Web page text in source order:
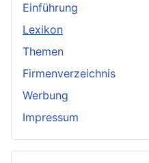
Einführung
Lexikon
Themen
Firmenverzeichnis
Werbung
Impressum